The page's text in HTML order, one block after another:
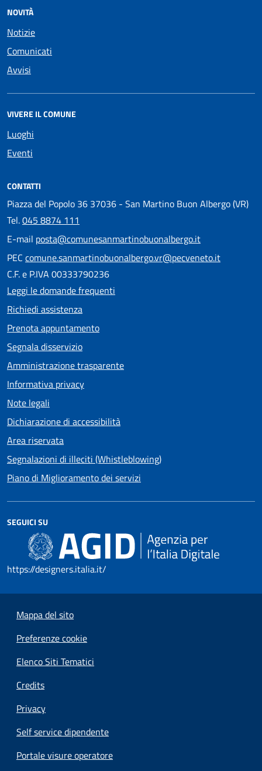
NOVITÀ
Notizie
Comunicati
Avvisi
VIVERE IL COMUNE
Luoghi
Eventi
CONTATTI
Piazza del Popolo 36 37036 - San Martino Buon Albergo (VR)
Tel.045 8874 111
E-mail posta@comunesanmartinobuonalbergo.it
PEC comune.sanmartinobuonalbergo.vr@pecveneto.it
C.F. e P.IVA 00333790236
Leggi le domande frequenti
Richiedi assistenza
Prenota appuntamento
Segnala disservizio
Amministrazione trasparente
Informativa privacy
Note legali
Dichiarazione di accessibilità
Area riservata
Segnalazioni di illeciti (Whistleblowing)
Piano di Miglioramento dei servizi
SEGUICI SU
https://designers.italia.it/
Mappa del sito
Preferenze cookie
Elenco Siti Tematici
Credits
Privacy
Self service dipendente
Portale visure operatore